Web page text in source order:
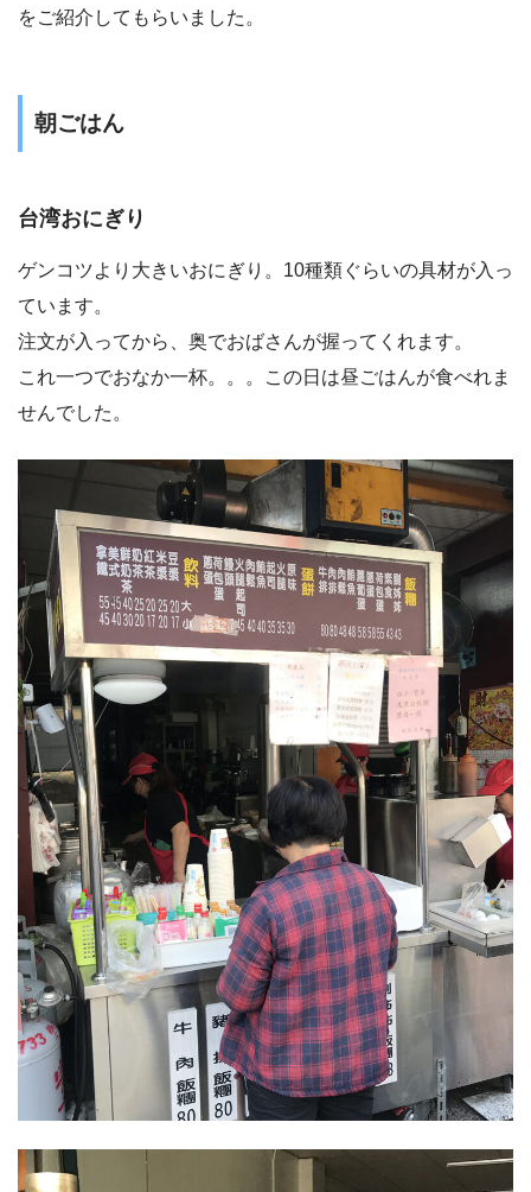
をご紹介してもらいました。
朝ごはん
台湾おにぎり
ゲンコツより大きいおにぎり。10種類ぐらいの具材が入っ
ています。
注文が入ってから、奥でおばさんが握ってくれます。
これ一つでおなか一杯。。。この日は昼ごはんが食べれま
せんでした。